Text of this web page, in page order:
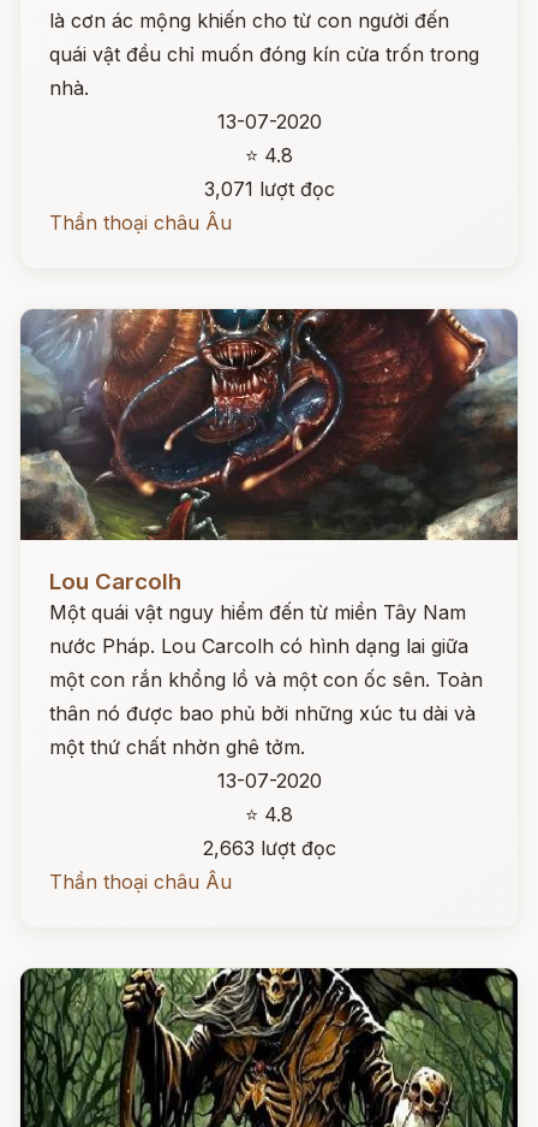
là cơn ác mộng khiến cho từ con người đến
quái vật đều chỉ muốn đóng kín cửa trốn trong
nhà.
13-07-2020
⭐ 4.8
3,071 lượt đọc
Thần thoại châu Âu
Lou Carcolh
Một quái vật nguy hiểm đến từ miền Tây Nam
nước Pháp. Lou Carcolh có hình dạng lai giữa
một con rắn khổng lồ và một con ốc sên. Toàn
thân nó được bao phủ bởi những xúc tu dài và
một thứ chất nhờn ghê tởm.
13-07-2020
⭐ 4.8
2,663 lượt đọc
Thần thoại châu Âu